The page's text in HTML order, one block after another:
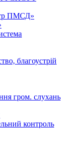
ПМСД»
благоустрій
гром. слухань
контроль